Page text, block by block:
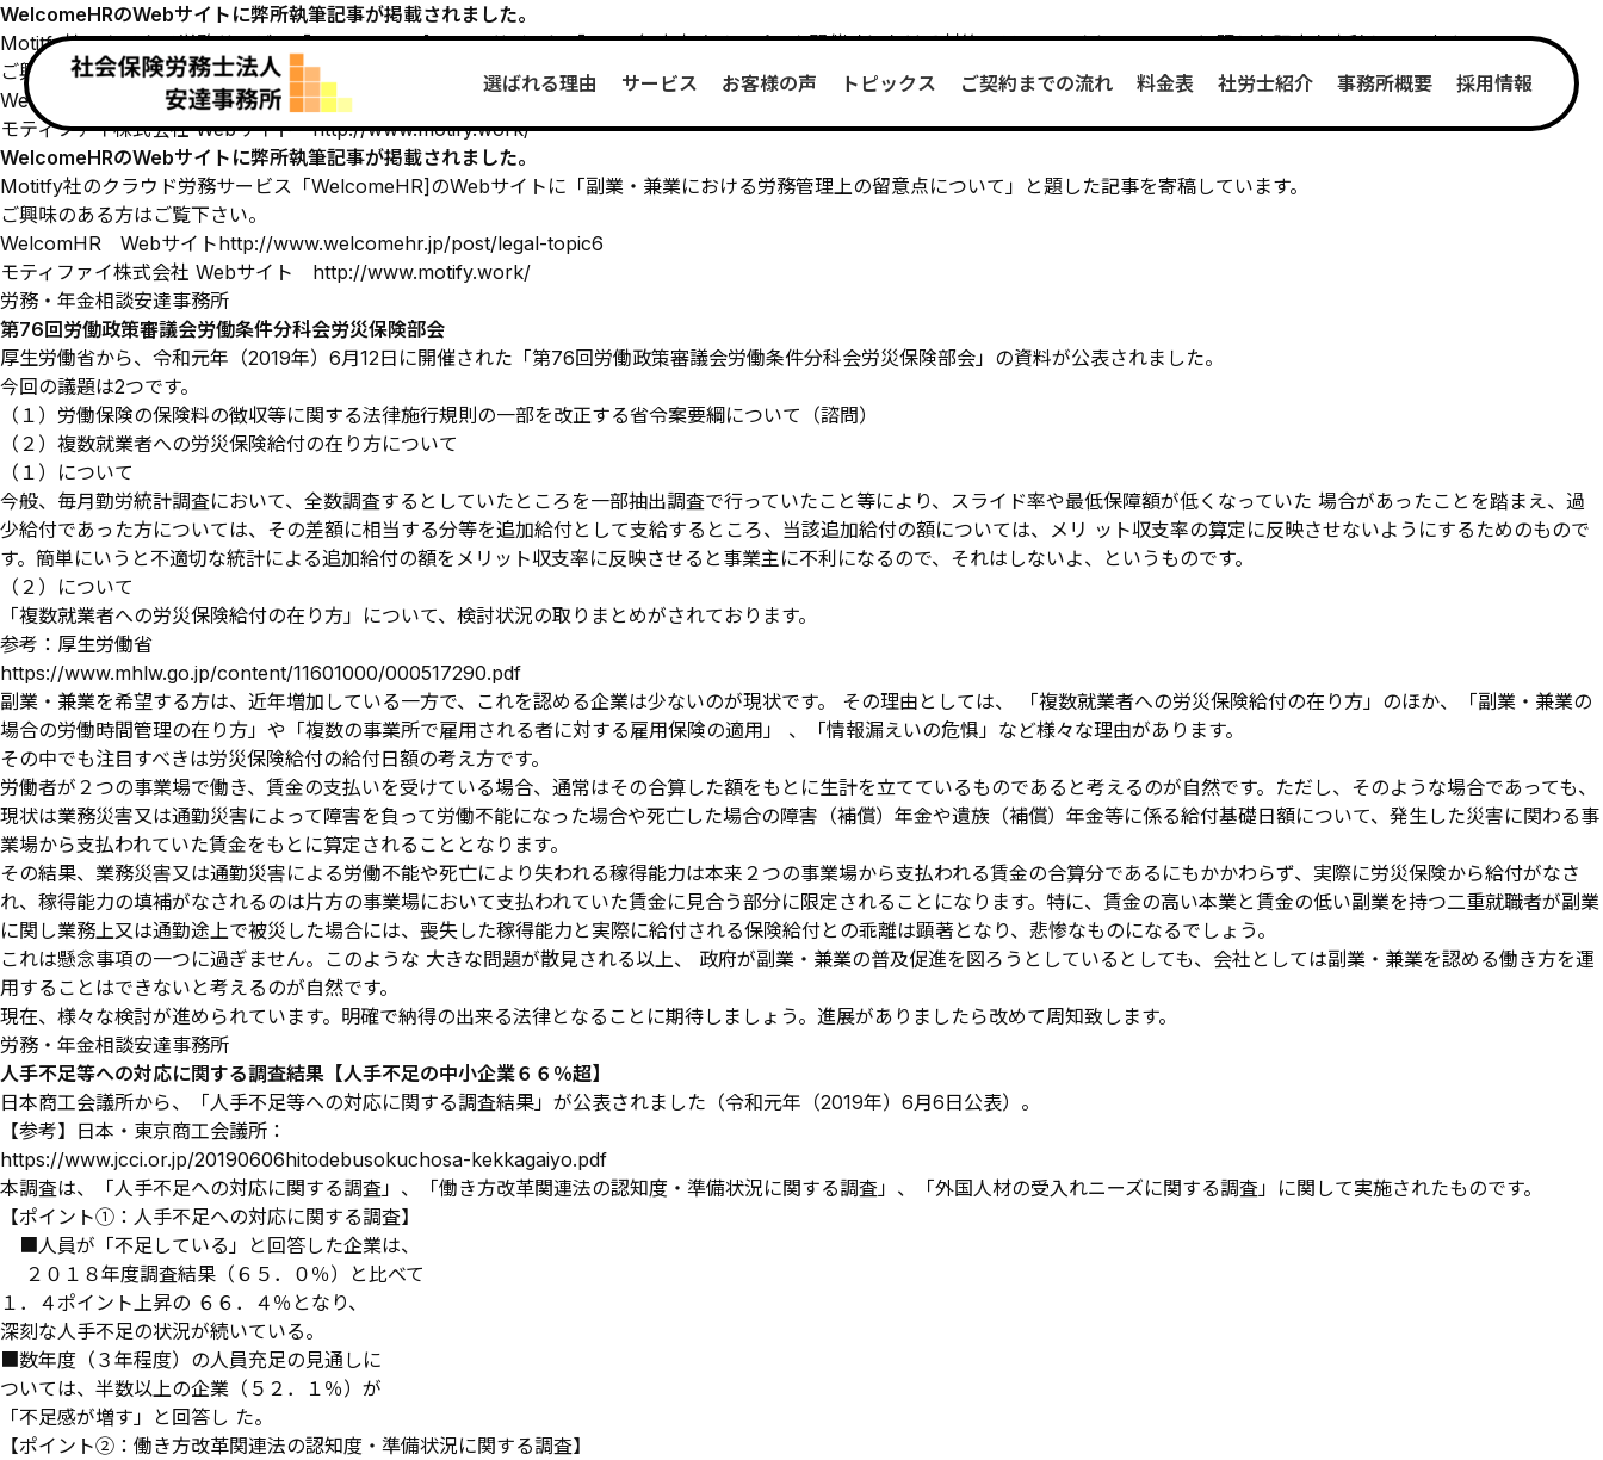
選ばれる理由 サービス お客様の声 トピックス ご契約までの流れ 料金表 社労士紹介 事務所概要 採用情報
WelcomeHRのWebサイトに弊所執筆記事が掲載されました。
Motitfy社のクラウド労務サービス「WelcomeHR]のWebサイトに「 2020年東京オリンピック開催時における対策：テレワークについて 」と題した記事を寄稿しています。
ご興味のある方はご覧下さい。
WelcomHR Webサイトhttp://www.welcomehr.jp/post/legal-topic10
モティファイ株式会社 Webサイトhttp://www.motify.work/
WelcomeHRのWebサイトに弊所執筆記事が掲載されました。
Motitfy社のクラウド労務サービス「WelcomeHR]のWebサイトに「副業・兼業における労務管理上の留意点について」と題した記事を寄稿しています。
ご興味のある方はご覧下さい。
WelcomHR Webサイトhttp://www.welcomehr.jp/post/legal-topic6
モティファイ株式会社 Webサイト http://www.motify.work/
労務・年金相談安達事務所
第76回労働政策審議会労働条件分科会労災保険部会
厚生労働省から、令和元年（2019年）6月12日に開催された「第76回労働政策審議会労働条件分科会労災保険部会」の資料が公表されました。
今回の議題は2つです。
（１）労働保険の保険料の徴収等に関する法律施行規則の一部を改正する省令案要綱について（諮問）
（２）複数就業者への労災保険給付の在り方について
（１）について
今般、毎月勤労統計調査において、全数調査するとしていたところを一部抽出調査で行っていたこと等により、スライド率や最低保障額が低くなっていた 場合があったことを踏まえ、過
少給付であった方については、その差額に相当する分等を追加給付として支給するところ、当該追加給付の額については、メリ ット収支率の算定に反映させないようにするためのもので
す。簡単にいうと不適切な統計による追加給付の額をメリット収支率に反映させると事業主に不利になるので、それはしないよ、というものです。
（２）について
「複数就業者への労災保険給付の在り方」について、検討状況の取りまとめがされております。
参考：厚生労働省
https://www.mhlw.go.jp/content/11601000/000517290.pdf
副業・兼業を希望する方は、近年増加している一方で、これを認める企業は少ないのが現状です。 その理由としては、 「複数就業者への労災保険給付の在り方」のほか、「副業・兼業の
場合の労働時間管理の在り方」や「複数の事業所で雇用される者に対する雇用保険の適用」 、「情報漏えいの危惧」など様々な理由があります。
その中でも注目すべきは労災保険給付の給付日額の考え方です。
労働者が２つの事業場で働き、賃金の支払いを受けている場合、通常はその合算した額をもとに生計を立てているものであると考えるのが自然です。ただし、そのような場合であっても、
現状は業務災害又は通勤災害によって障害を負って労働不能になった場合や死亡した場合の障害（補償）年金や遺族（補償）年金等に係る給付基礎日額について、発生した災害に関わる事
業場から支払われていた賃金をもとに算定されることとなります。
その結果、業務災害又は通勤災害による労働不能や死亡により失われる稼得能力は本来２つの事業場から支払われる賃金の合算分であるにもかかわらず、実際に労災保険から給付がなさ
れ、稼得能力の填補がなされるのは片方の事業場において支払われていた賃金に見合う部分に限定されることになります。特に、賃金の高い本業と賃金の低い副業を持つ二重就職者が副業
に関し業務上又は通勤途上で被災した場合には、喪失した稼得能力と実際に給付される保険給付との乖離は顕著となり、悲惨なものになるでしょう。
これは懸念事項の一つに過ぎません。このような 大きな問題が散見される以上、 政府が副業・兼業の普及促進を図ろうとしているとしても、会社としては副業・兼業を認める働き方を運
用することはできないと考えるのが自然です。
現在、様々な検討が進められています。明確で納得の出来る法律となることに期待しましょう。進展がありましたら改めて周知致します。
労務・年金相談安達事務所
人手不足等への対応に関する調査結果【人手不足の中小企業６６％超】
日本商工会議所から、「人手不足等への対応に関する調査結果」が公表されました（令和元年（2019年）6月6日公表）。
【参考】日本・東京商工会議所：
https://www.jcci.or.jp/20190606hitodebusokuchosa-kekkagaiyo.pdf
本調査は、「人手不足への対応に関する調査」、「働き方改革関連法の認知度・準備状況に関する調査」、「外国人材の受入れニーズに関する調査」に関して実施されたものです。
【ポイント①：人手不足への対応に関する調査】
■人員が「不足している」と回答した企業は、
２０１８年度調査結果（６５．０％）と比べて
１．４ポイント上昇の ６６．４％となり、
深刻な人手不足の状況が続いている。
■数年度（３年程度）の人員充足の見通しに
ついては、半数以上の企業（５２．１％）が
「不足感が増す」と回答し た。
【ポイント②：働き方改革関連法の認知度・準備状況に関する調査】